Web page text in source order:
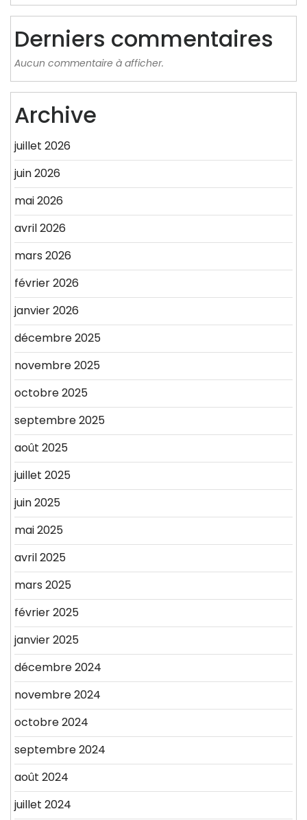
Derniers commentaires
Aucun commentaire à afficher.
Archive
juillet 2026
juin 2026
mai 2026
avril 2026
mars 2026
février 2026
janvier 2026
décembre 2025
novembre 2025
octobre 2025
septembre 2025
août 2025
juillet 2025
juin 2025
mai 2025
avril 2025
mars 2025
février 2025
janvier 2025
décembre 2024
novembre 2024
octobre 2024
septembre 2024
août 2024
juillet 2024